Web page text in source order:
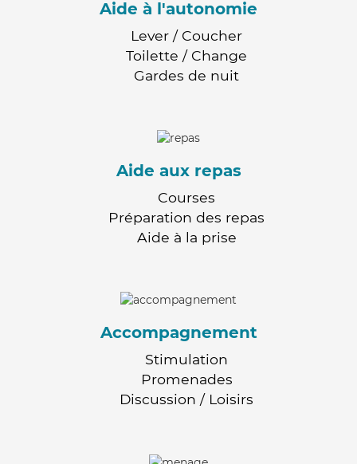
Aide à l'autonomie
Lever / Coucher
Toilette / Change
Gardes de nuit
Aide aux repas
Courses
Préparation des repas
Aide à la prise
Accompagnement
Stimulation
Promenades
Discussion / Loisirs